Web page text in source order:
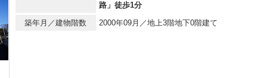
路」徒歩1分
築年月／建物階数
2000年09月／地上3階地下0階建て